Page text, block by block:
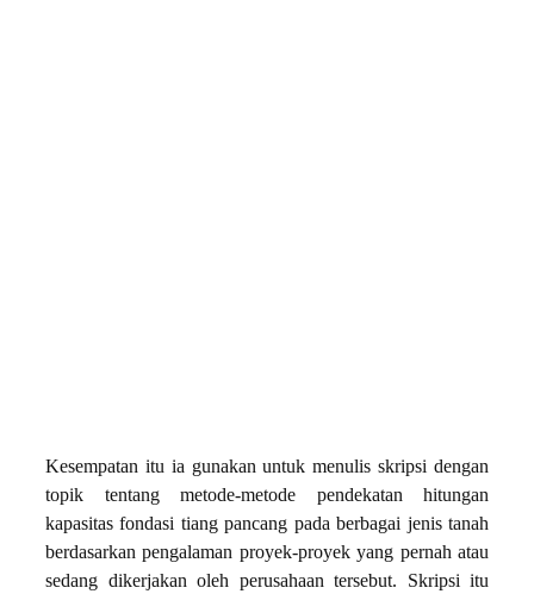
Kesempatan itu ia gunakan untuk menulis skripsi dengan
topik tentang metode-metode pendekatan hitungan
kapasitas fondasi tiang pancang pada berbagai jenis tanah
berdasarkan pengalaman proyek-proyek yang pernah atau
sedang dikerjakan oleh perusahaan tersebut. Skripsi itu